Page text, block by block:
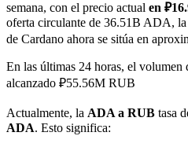
Futuros de criptomonedas
TradFi
primas
semana, con el precio actual en
oferta circulante de 36.51B ADA,
de Cardano ahora se sitúa en
En las últimas 24 horas, el volumen
alcanzado ₽55.56M RUB
Actualmente, la ADA a RUB tasa
ADA. Esto significa: